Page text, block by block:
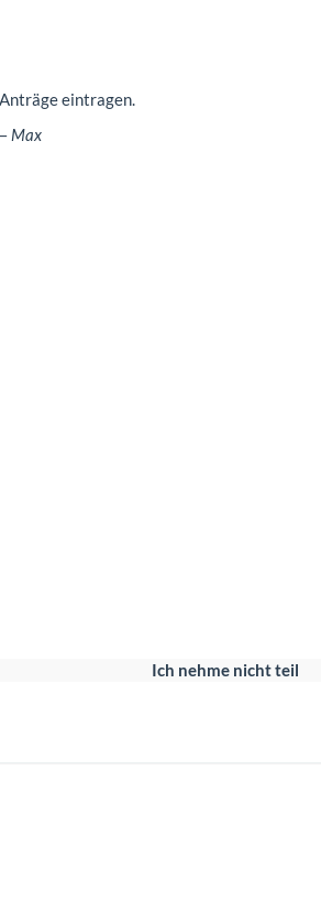
eintragen.
Max
Ich nehme nicht teil